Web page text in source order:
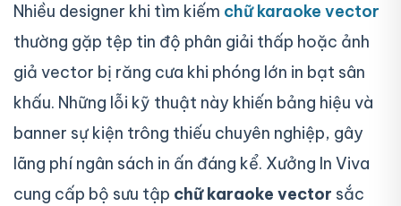
Nhiều designer khi tìm kiếm chữ karaoke vector
thường gặp tệp tin độ phân giải thấp hoặc ảnh
giả vector bị răng cưa khi phóng lớn in bạt sân
khấu. Những lỗi kỹ thuật này khiến bảng hiệu và
banner sự kiện trông thiếu chuyên nghiệp, gây
lãng phí ngân sách in ấn đáng kể. Xưởng In Viva
cung cấp bộ sưu tập chữ karaoke vector sắc